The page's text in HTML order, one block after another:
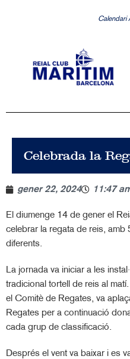
Calendari
Celebrada la
gener 22, 2024 11:47
El diumenge 14 de gener el
celebrar la regata de reis,
diferents.
La jornada va iniciar a les
tradicional tortell de reis al
el Comitè de Regates, va
Regates per a continuació
cada grup de classificació.
Després el vent va baixar i es